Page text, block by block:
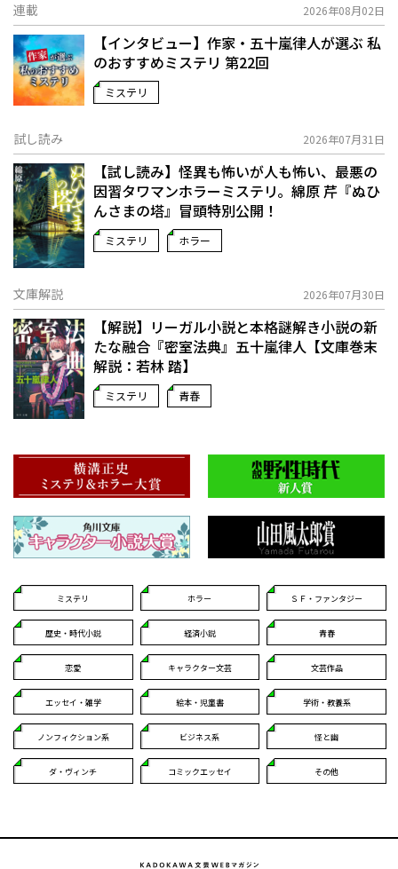
連載 2026年08月02日
【インタビュー】作家・五十嵐律人が選ぶ 私
のおすすめミステリ 第22回
ミステリ
試し読み 2026年07月31日
【試し読み】怪異も怖いが人も怖い、最悪の
因習タワマンホラーミステリ。綿原 芹『ぬひ
んさまの塔』冒頭特別公開！
ミステリ ホラー
文庫解説 2026年07月30日
【解説】リーガル小説と本格謎解き小説の新
たな融合――『密室法典』五十嵐律人【文庫巻末
解説：若林 踏】
ミステリ 青春
ミステリ ホラー ＳＦ・ファンタジー
歴史・時代小説 経済小説 青春
恋愛 キャラクター文芸 文芸作品
エッセイ・雑学 絵本・児童書 学術・教養系
ノンフィクション系 ビジネス系 怪と幽
ダ・ヴィンチ コミックエッセイ その他